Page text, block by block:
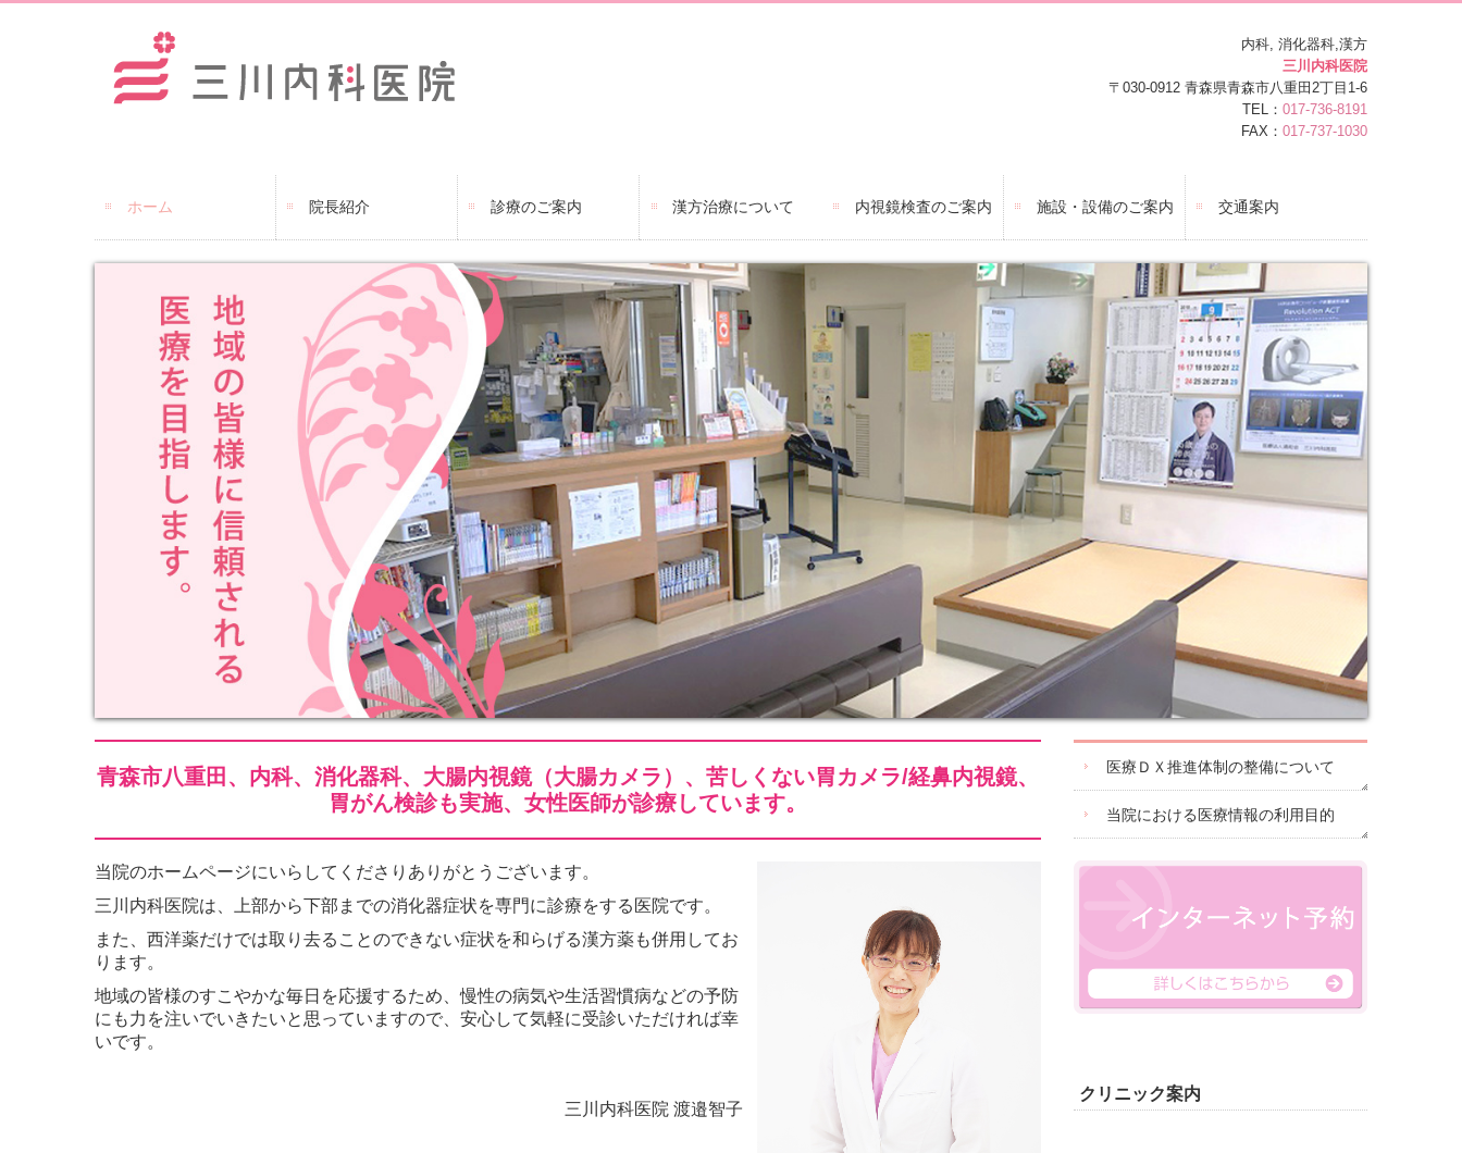
内科, 消化器科,漢方
三川内科医院
〒030-0912 青森県青森市八重田2丁目1-6
TEL： 017-736-8191
FAX： 017-737-1030
ホーム 院長紹介 診療のご案内 漢方治療について 内視鏡検査のご案内 施設・設備のご案内 交通案内
青森市八重田、内科、消化器科、大腸内視鏡（大腸カメラ）、苦しくない胃カメラ/経鼻内視鏡、
胃がん検診も実施、女性医師が診療しています。
当院のホームページにいらしてくださりありがとうございます。
三川内科医院は、上部から下部までの消化器症状を専門に診療をする医院です。
また、西洋薬だけでは取り去ることのできない症状を和らげる漢方薬も併用してお
ります。
地域の皆様のすこやかな毎日を応援するため、慢性の病気や生活習慣病などの予防
にも力を注いでいきたいと思っていますので、安心して気軽に受診いただければ幸
いです。
三川内科医院 渡邉智子
医療ＤＸ推進体制の整備について
当院における医療情報の利用目的
クリニック案内